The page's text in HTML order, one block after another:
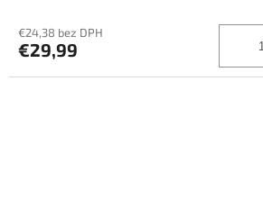
€24,38 bez DPH
€29,99